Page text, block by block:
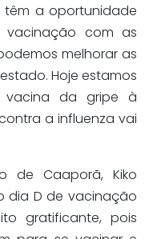
têm a oportunidade
com as
melhorar as
Hoje estamos
vacina da gripe à
a influenza vai
de Caaporã, Kiko
dia D de vacinação
gratificante, pois